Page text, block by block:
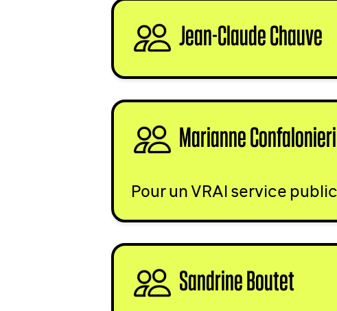
Jean-Claude Chauve
Marianne Confalonieri
Pour unVRAIservice
Sandrine Boutet